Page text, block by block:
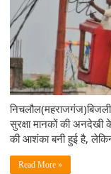
निचलौल(महराजगंज)बिजली
सुरक्षा मानकों की
की आशंका बनी हुई है,
Read More »